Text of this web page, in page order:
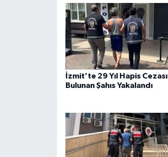
İzmit’te 29 Yıl Hapis Cezası
Bulunan Şahıs Yakalandı